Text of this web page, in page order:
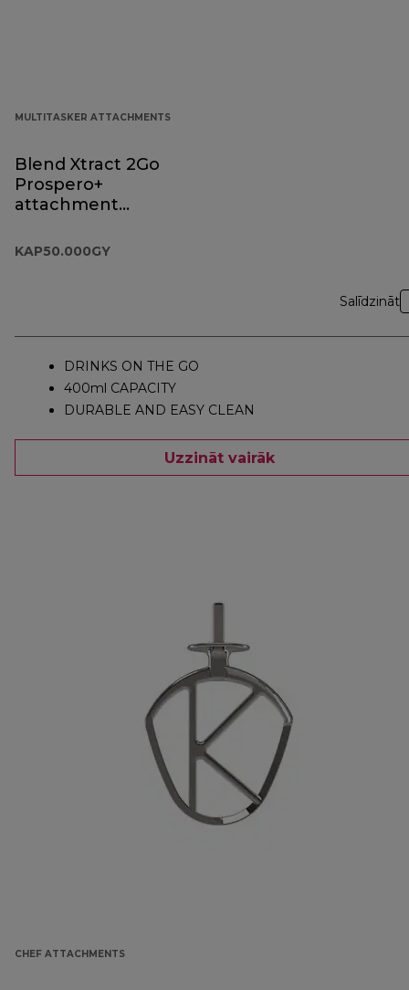
MULTITASKER ATTACHMENTS
Blend Xtract 2Go
Prospero+
attachment
KAP50.000GY
Salīdzināt
DRINKS ON THE GO
400ml CAPACITY
DURABLE AND EASY CLEAN
Uzzināt vairāk
CHEF ATTACHMENTS